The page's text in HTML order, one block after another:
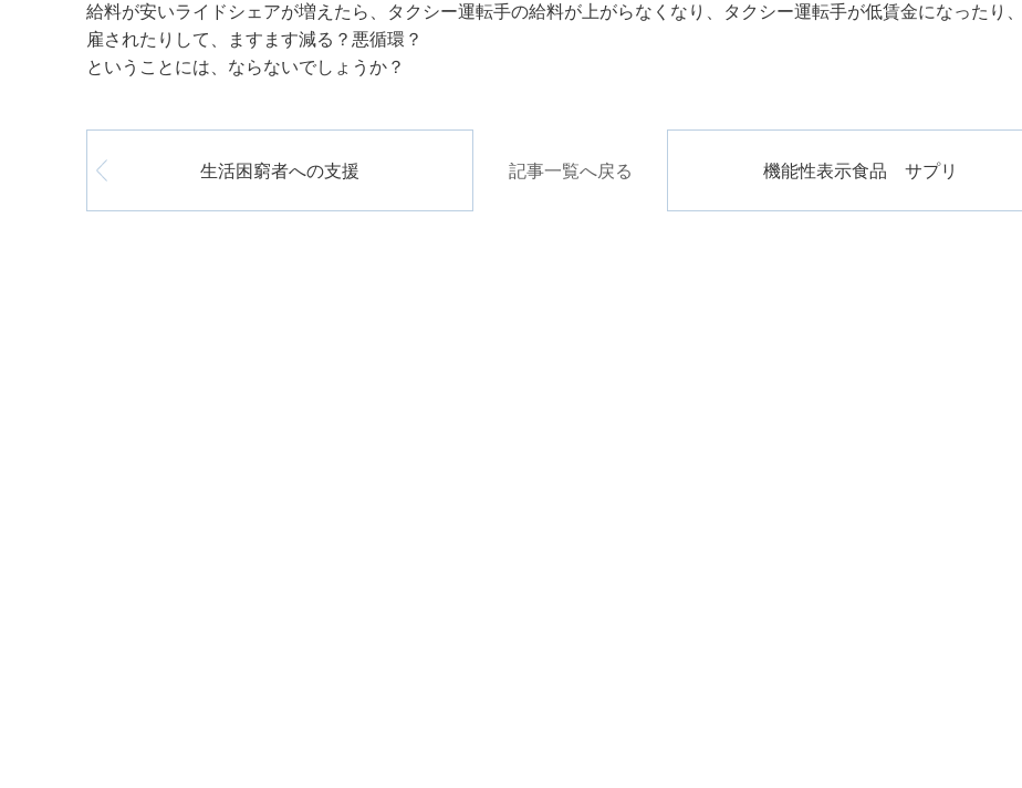
給料が安いライドシェアが増えたら、タクシー運転手の給料が上がらなくなり、タクシー運転手が低賃金になったり
雇されたりして、ますます減る？悪循環？
ということには、ならないでしょうか？
生活困窮者への支援 記事一覧へ戻る 機能性表示食品 サプリ